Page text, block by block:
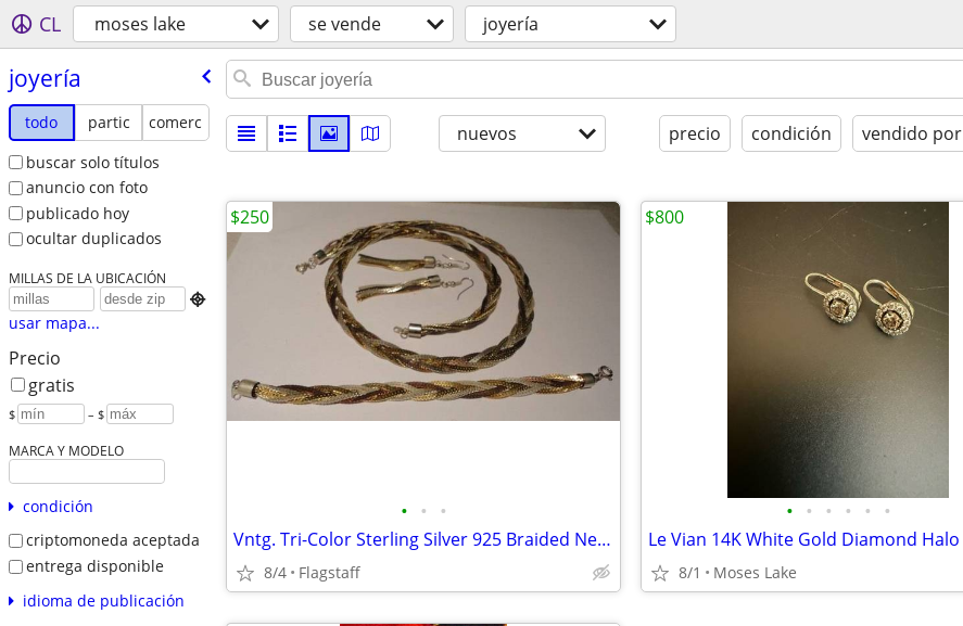
CL moses lake se vende joyería
joyería
todo partic
comerc
buscar solo títulos
anuncio con foto
publicado hoy
ocultar duplicados
MILLAS DE LA UBICACIÓN

usar mapa...
Precio
gratis
$ – $
MARCA Y MODELO
condición
criptomoneda aceptada
entrega disponible
idioma de publicación
nuevos precio condición vendido por
• • •
Vntg. Tri-Color Sterling Silver 925 Braided Necklace Bracelet Earrings
8/4 Flagstaff
$250
• • • • • •
8/1 Moses Lake
$800